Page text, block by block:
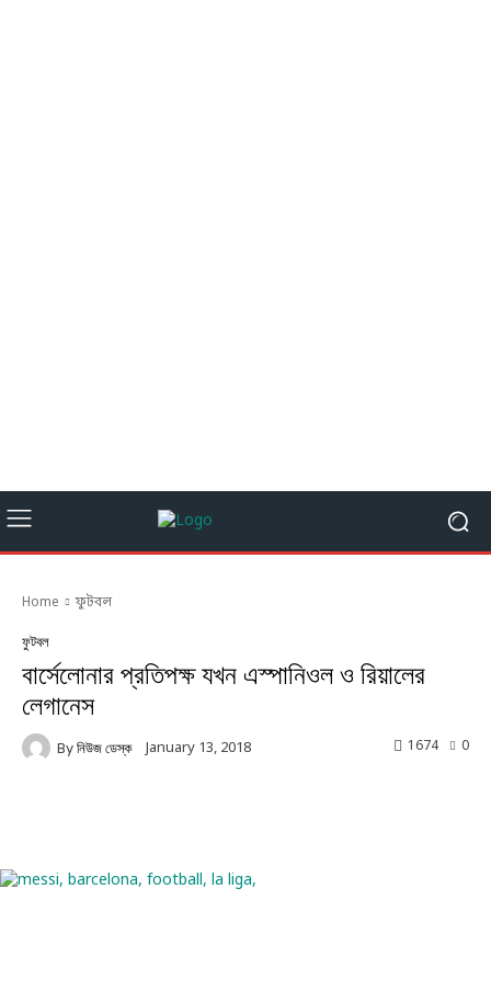
Home ফুটবল
ফুটবল
বার্সেলোনার প্রতিপক্ষ যখন এস্পানিওল ও রিয়ালের
লেগানেস
By নিউজ ডেস্ক January 13, 2018 0
1674